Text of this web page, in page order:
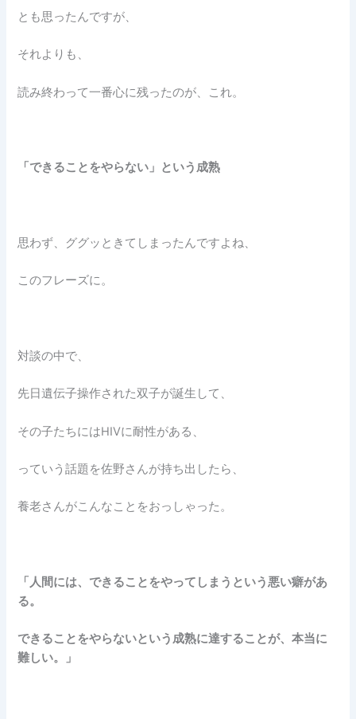
とも思ったんですが、
それよりも、
読み終わって一番心に残ったのが、これ。
「できることをやらない」という成熟
思わず、ググッときてしまったんですよね、
このフレーズに。
対談の中で、
先日遺伝子操作された双子が誕生して、
その子たちにはHIVに耐性がある、
っていう話題を佐野さんが持ち出したら、
養老さんがこんなことをおっしゃった。
「人間には、できることをやってしまうという悪い癖があ
る。
できることをやらないという成熟に達することが、本当に
難しい。」